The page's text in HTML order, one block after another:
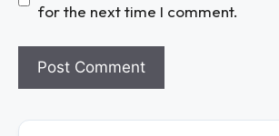
for the next time I comment.